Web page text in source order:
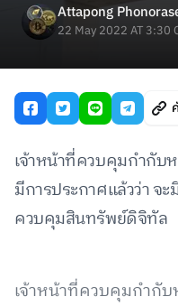
Attapong
22 May 2022 AT 3:30
เจ้าหน้าที่ควบคุมกำกับ
มีการประกาศแล้วว่า จ
ควบคุมสินทรัพย์ดิจิทัล
เจ้าหน้าที่ควบคุมกำกั